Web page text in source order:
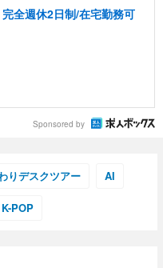
全週休2日制/在宅勤務可
Sponsored by
りデスクツアー AI
K-POP